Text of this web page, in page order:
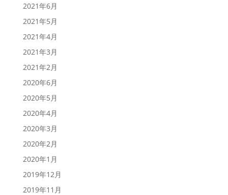
2021年6月
2021年5月
2021年4月
2021年3月
2021年2月
2020年6月
2020年5月
2020年4月
2020年3月
2020年2月
2020年1月
2019年12月
2019年11月